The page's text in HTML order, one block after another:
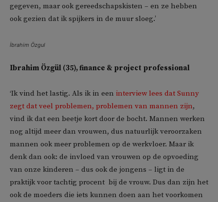
gegeven, maar ook gereedschapskisten – en ze hebben
ook gezien dat ik spijkers in de muur sloeg.’
İbrahim Özgul
Ibrahim Özgül (35), finance & project professional
‘Ik vind het lastig. Als ik in een interview lees dat Sunny
zegt dat veel problemen, problemen van mannen zijn,
vind ik dat een beetje kort door de bocht. Mannen werken
nog altijd meer dan vrouwen, dus natuurlijk veroorzaken
mannen ook meer problemen op de werkvloer. Maar ik
denk dan ook: de invloed van vrouwen op de opvoeding
van onze kinderen – dus ook de jongens – ligt in de
praktijk voor tachtig procent bij de vrouw. Dus dan zijn het
ook de moeders die iets kunnen doen aan het voorkomen